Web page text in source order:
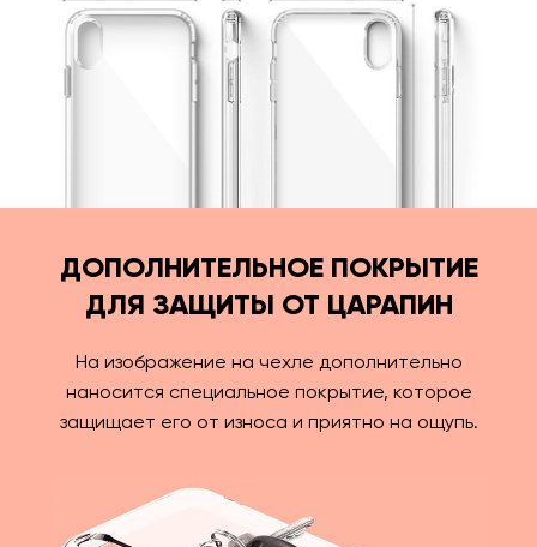
ДОПОЛНИТЕЛЬНОЕ ПОКРЫТИЕ
ДЛЯ ЗАЩИТЫ ОТ ЦАРАПИН
На изображение на чехле дополнительно
наносится специальное покрытие, которое
защищает его от износа и приятно на ощупь.